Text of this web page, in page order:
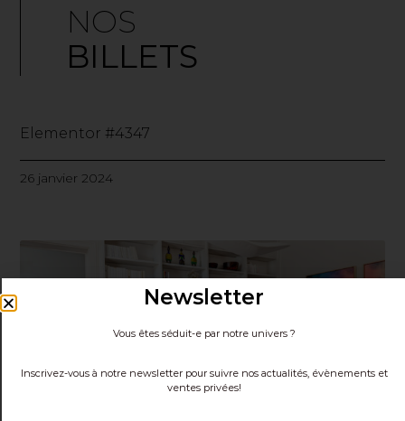
NOS
BILLETS
Elementor #4347
26 janvier 2024
Newsletter
Vous êtes séduit-e par notre univers ?
Inscrivez-vous à notre newsletter pour suivre nos actualités, évènements et
ventes privées!